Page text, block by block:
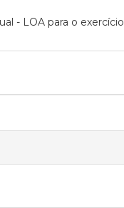
- LOA para o exercício